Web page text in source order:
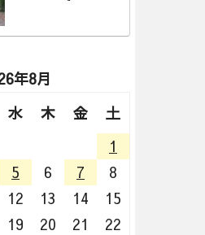
年8月
水 木 金
土
1
5 6 7
8
12 13 14
15
19 20 21
22